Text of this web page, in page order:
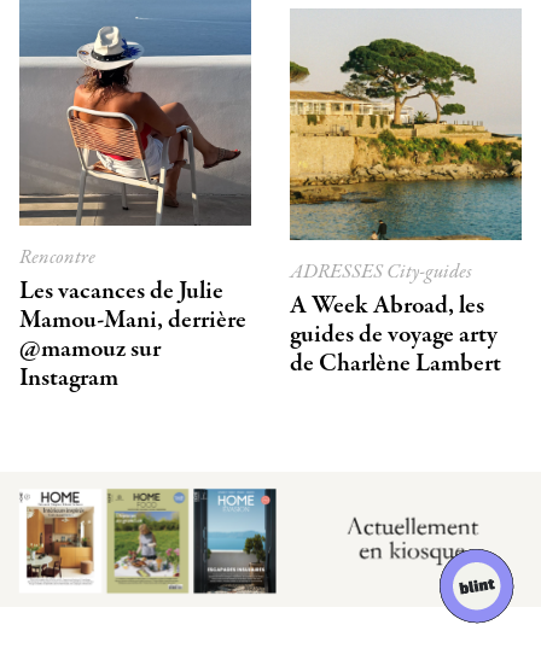
Rencontre
Les vacances de Julie
Mamou-Mani, derrière
@mamouz sur
Instagram
ADRESSESCity-guides
A Week Abroad, les
guides de voyage arty
de Charlène Lambert